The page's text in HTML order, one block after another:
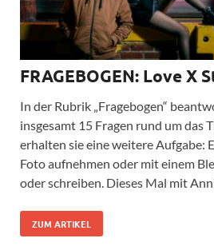
FRAGEBOGEN: Love X
In der Rubrik „Fragebogen“
insgesamt 15 Fragen rund um das
erhalten sie eine weitere Aufgabe:
Foto aufnehmen oder mit einem
oder schreiben. Dieses Mal mit
ZUM ARTIKEL